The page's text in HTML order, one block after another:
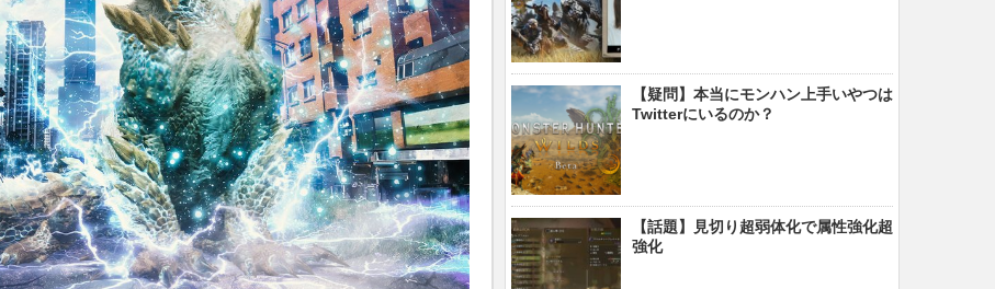
【疑問】本当にモンハン上手いやつは
Twitterにいるのか？
【話題】見切り超弱体化で属性強化超
強化